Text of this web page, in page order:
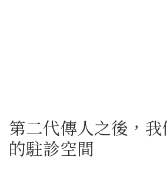
第二代傳人之後，
的駐診空間